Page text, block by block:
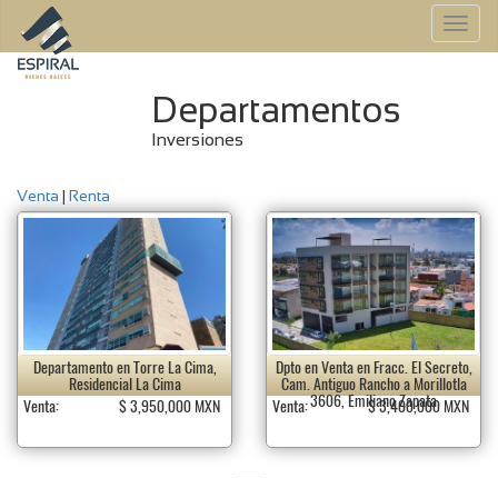
Departamentos
Inversiones
Venta | Renta
Departamento en Torre La Cima,
Residencial La Cima
Venta:
$ 3,950,000 MXN
Dpto en Venta en Fracc. El Secreto,
Cam. Antiguo Rancho a Morillotla
3606, Emiliano Zapata
Venta: $ 3,400,000 MXN